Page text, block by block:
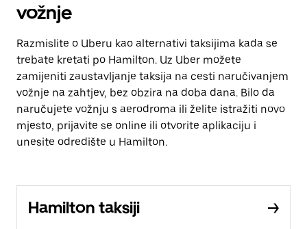
vožnje
Razmislite o Uberu kao alternativi taksijima kada se
trebate kretati po Hamilton. Uz Uber možete
zamijeniti zaustavljanje taksija na cesti naručivanjem
vožnje na zahtjev, bez obzira na doba dana. Bilo da
naručujete vožnju s aerodroma ili želite istražiti novo
mjesto, prijavite se online ili otvorite aplikaciju i
unesite odredište u Hamilton.
Hamilton taksiji